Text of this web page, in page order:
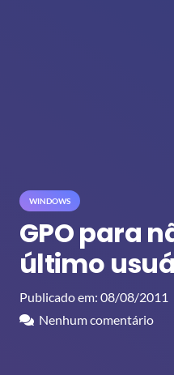
WINDOWS
GPO para
último
Publicado em: 08/08/2011
Nenhum comentário